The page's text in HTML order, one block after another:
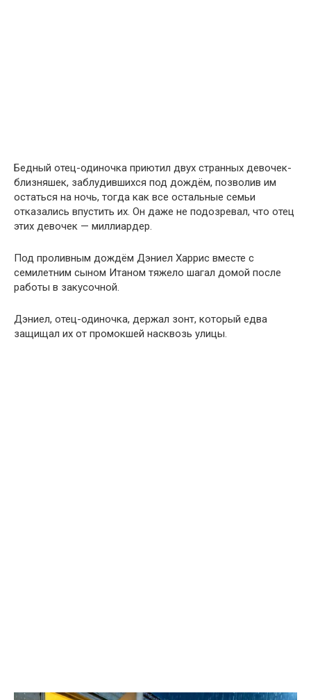
Бедный отец-одиночка приютил двух странных девочек-
близняшек, заблудившихся под дождём, позволив им
остаться на ночь, тогда как все остальные семьи
отказались впустить их. Он даже не подозревал, что отец
этих девочек — миллиардер.
Под проливным дождём Дэниел Харрис вместе с
семилетним сыном Итаном тяжело шагал домой после
работы в закусочной.
Дэниел, отец-одиночка, держал зонт, который едва
защищал их от промокшей насквозь улицы.